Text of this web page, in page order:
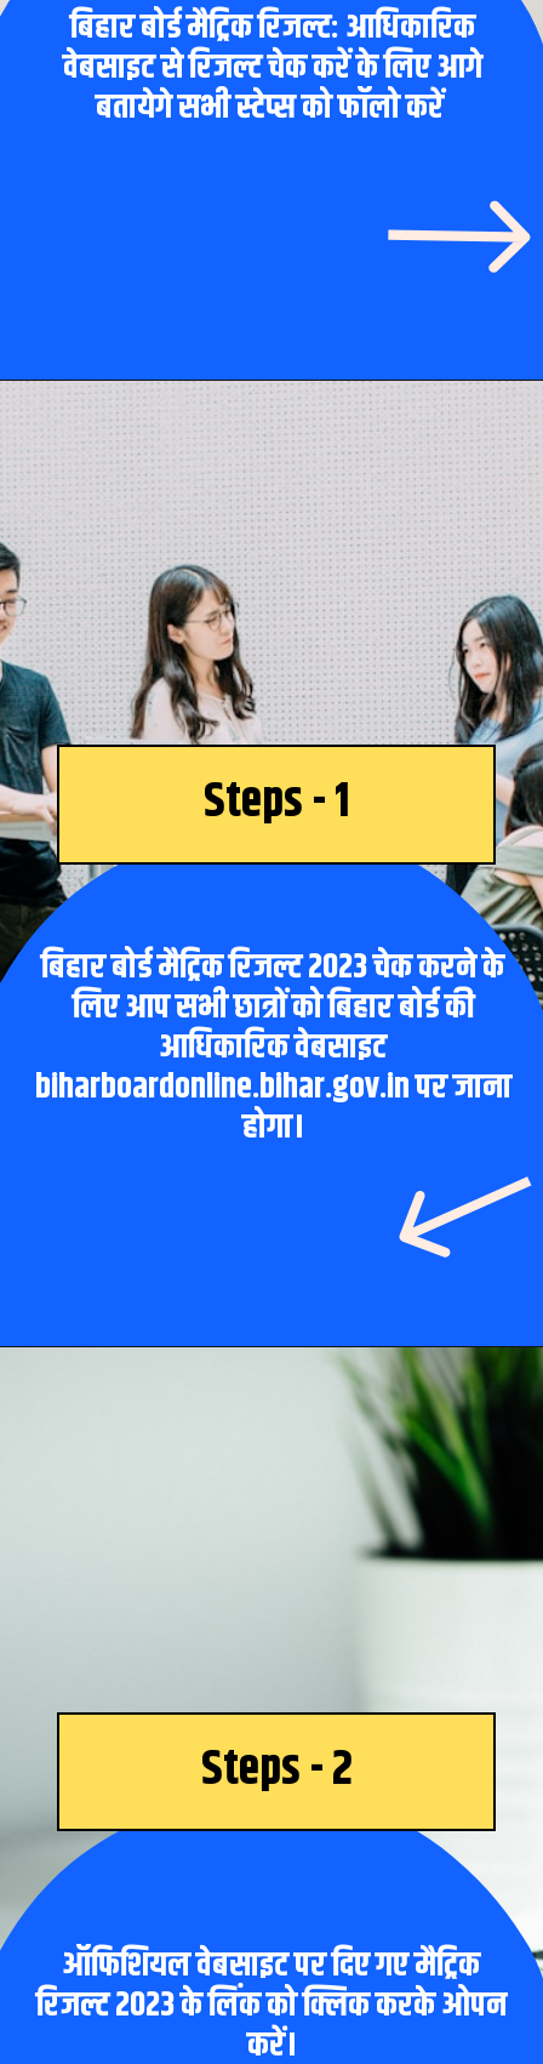
बिहार बोर्ड मैट्रिक रिजल्ट: आधिकारिक
वेबसाइट से रिजल्ट चेक करें के लिए आगे
बतायेगे सभी स्टेप्स को फॉलो करें
Opening https://www.theboardresults.in/bihar-board-10th-result-2023-kaise-check-kare/
बिहार बोर्ड मैट्रिक रिजल्ट 2023 चेक करने के
लिए आप सभी छात्रों को बिहार बोर्ड की
आधिकारिक वेबसाइट
biharboardonline.bihar.gov.in पर जाना
होगा।
Steps - 1
ऑफिशियल वेबसाइट पर दिए गए मैट्रिक
रिजल्ट 2023 के लिंक को क्लिक करके ओपन
करें।
Steps - 2